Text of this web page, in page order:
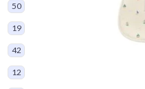
50
19
42
12